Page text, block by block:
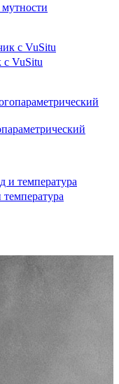
с VuSitu